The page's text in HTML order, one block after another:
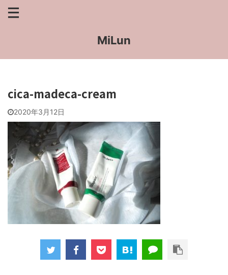
MiLun
cica-madeca-cream
2020年3月12日